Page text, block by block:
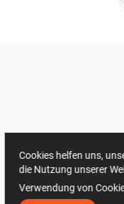
Cookies helfen uns,
die Nutzung unserer
Verwendung von